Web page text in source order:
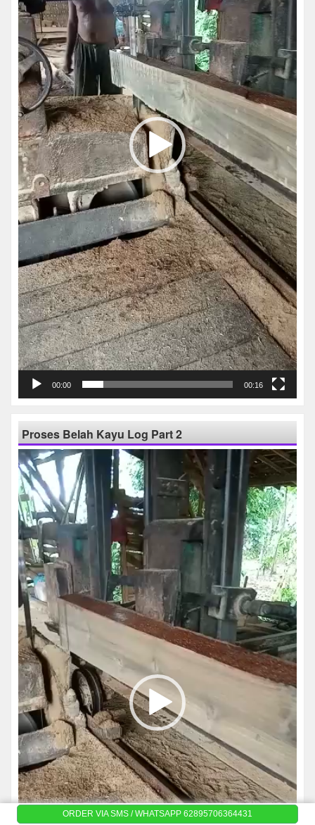
00:00 00:16
Proses Belah Kayu Log Part 2
Pemutar
Video
ORDER VIA SMS / WHATSAPP 62895706364431